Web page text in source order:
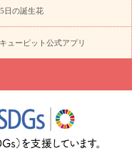
キキョウ
・4000円～
お祝い・
10000円～
お供え・お
祝いを贈るときのマナー・
一覧
誕生日のお花を「色
相場
出産祝いお役立ち情
日の誕生花
ューピット公式アプリ